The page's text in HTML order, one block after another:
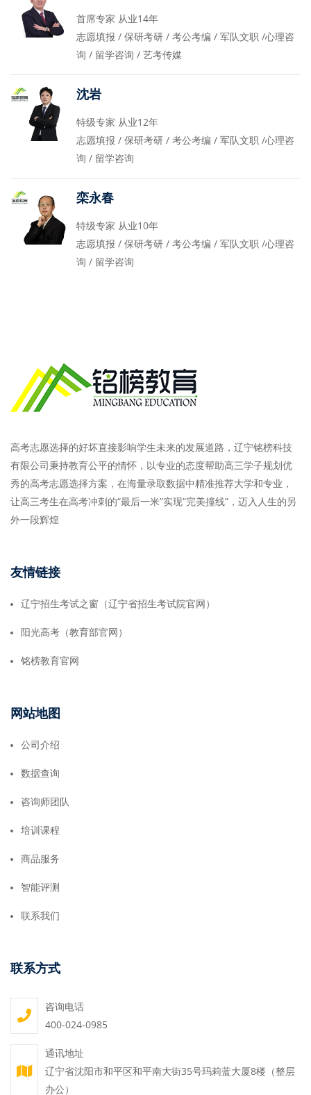
首席专家 从业14年
志愿填报 / 保研考研 / 考公考编 / 军队文职 /心理咨
询 / 留学咨询 / 艺考传媒
沈岩
特级专家 从业12年
志愿填报 / 保研考研 / 考公考编 / 军队文职 /心理咨
询 / 留学咨询
栾永春
特级专家 从业10年
志愿填报 / 保研考研 / 考公考编 / 军队文职 /心理咨
询 / 留学咨询
高考志愿选择的好坏直接影响学生未来的发展道路，辽宁铭榜科技
有限公司秉持教育公平的情怀，以专业的态度帮助高三学子规划优
秀的高考志愿选择方案，在海量录取数据中精准推荐大学和专业，
让高三考生在高考冲刺的“最后一米”实现“完美撞线”，迈入人生的另
外一段辉煌
友情链接
辽宁招生考试之窗（辽宁省招生考试院官网）
阳光高考（教育部官网）
铭榜教育官网
网站地图
公司介绍
数据查询
咨询师团队
培训课程
商品服务
智能评测
联系我们
联系方式
咨询电话
400-024-0985
通讯地址
辽宁省沈阳市和平区和平南大街35号玛莉蓝大厦8楼（整层
办公）